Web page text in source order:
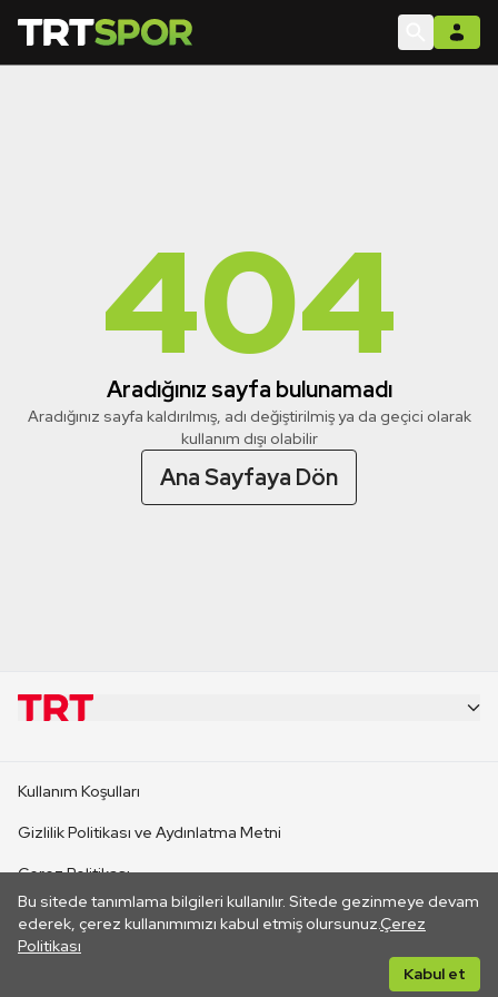
404
Aradığınız sayfa bulunamadı
Aradığınız sayfa kaldırılmış, adı değiştirilmiş ya da geçici olarak
kullanım dışı olabilir
Ana Sayfaya Dön
Bu sitede tanımlama bilgileri kullanılır. Sitede gezinmeye devam
ederek, çerez kullanımımızı kabul etmiş olursunuz.Çerez
Politikası
Kabul et
CANLI YAYINLAR
Kullanım Koşulları
Gizlilik Politikası ve Aydınlatma Metni
Çerez Politikası
İletişim
Her hakkı saklıdır. ©2026 TRT. Bağlantı yoluyla gidilen dış